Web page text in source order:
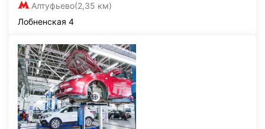
Алтуфьево(2,35 км)
Лобненская 4